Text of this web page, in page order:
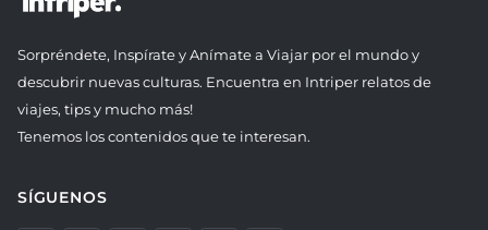
Sorpréndete, Inspírate y Anímate a Viajar por el mundo y
descubrir nuevas culturas. Encuentra en Intriper relatos de
viajes, tips y mucho más!
Tenemos los contenidos que te interesan.
SÍGUENOS